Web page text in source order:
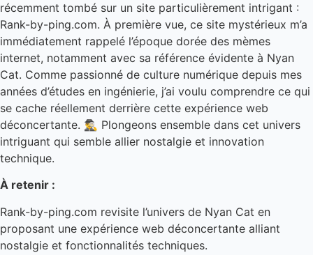
récemment tombé sur un site particulièrement intrigant :
Rank-by-ping.com. À première vue, ce site mystérieux m’a
immédiatement rappelé l’époque dorée des mèmes
internet, notamment avec sa référence évidente à Nyan
Cat. Comme passionné de culture numérique depuis mes
années d’études en ingénierie, j’ai voulu comprendre ce qui
se cache réellement derrière cette expérience web
déconcertante. 🕵️‍♂️ Plongeons ensemble dans cet univers
intriguant qui semble allier nostalgie et innovation
technique.
À retenir :
Rank-by-ping.com revisite l’univers de Nyan Cat en
proposant une expérience web déconcertante alliant
nostalgie et fonctionnalités techniques.